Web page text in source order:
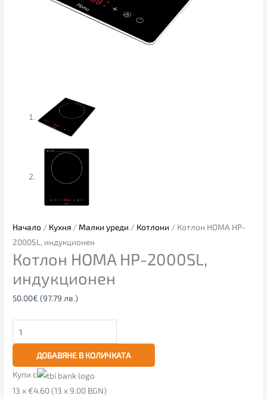
Начало / Кухня / Малки уреди / Котлони / Котлон HOMA HP-
2000SL, индукционен
Котлон HOMA HP-2000SL,
индукционен
50.00€ (97.79 лв.)
ДОБАВЯНЕ В КОЛИЧКАТА
Купи с
13 x €4.60 (13 x 9.00 BGN)